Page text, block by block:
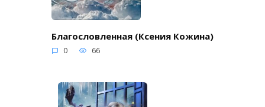
Благословленная (Ксения Кожина)
0 66